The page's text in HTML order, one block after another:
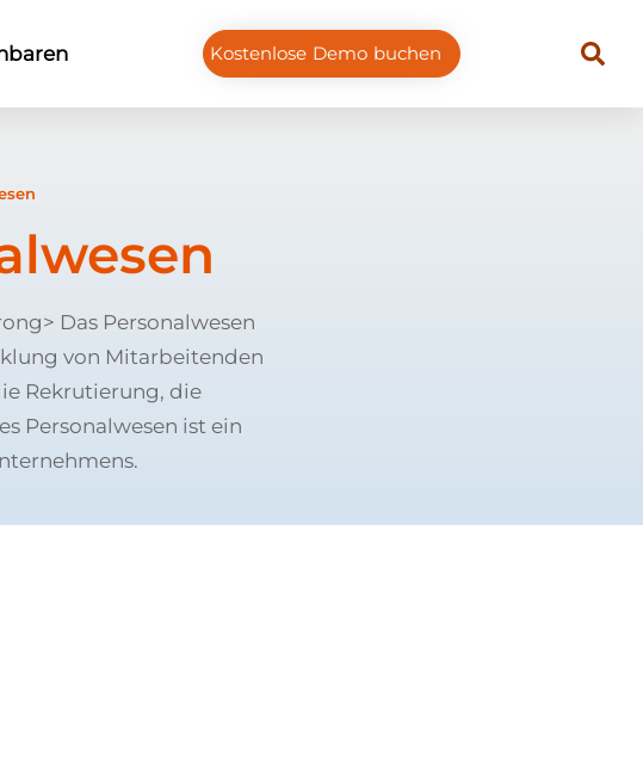
Kostenlose Demo buchen
Das Personalwesen
von Mitarbeitenden
Rekrutierung, die
Personalwesen ist ein